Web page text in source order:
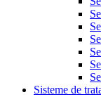
Sisteme de